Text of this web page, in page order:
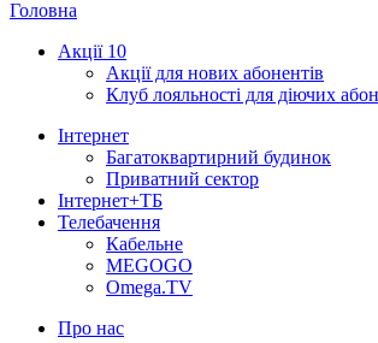
Головна
Акції 10
Акції для нових абонентів
Клуб лояльності для діючих
Інтернет
Багатоквартирний будинок
Приватний сектор
Інтернет+ТБ
Телебачення
Кабельне
MEGOGO
Omega.TV
Про нас